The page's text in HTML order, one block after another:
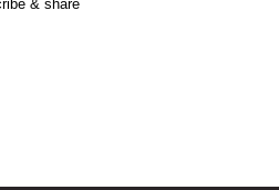
& share